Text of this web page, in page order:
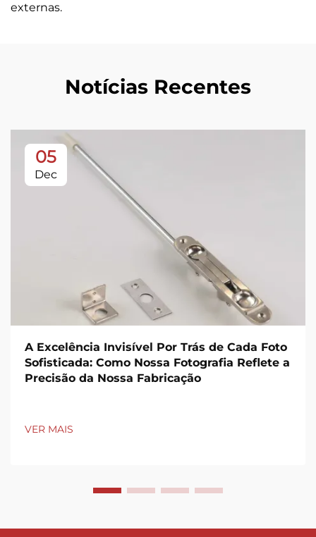
externas.
Notícias Recentes
05
Dec
A Excelência Invisível Por Trás de Cada Foto
Sofisticada: Como Nossa Fotografia Reflete a
Precisão da Nossa Fabricação
VER MAIS